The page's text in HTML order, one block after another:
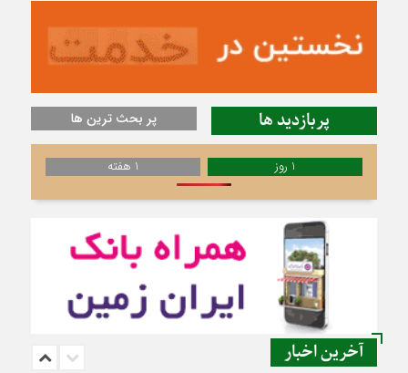
پربازدید ها پر بحث ترین ها
1 روز 1 هفته
آخرین اخبار